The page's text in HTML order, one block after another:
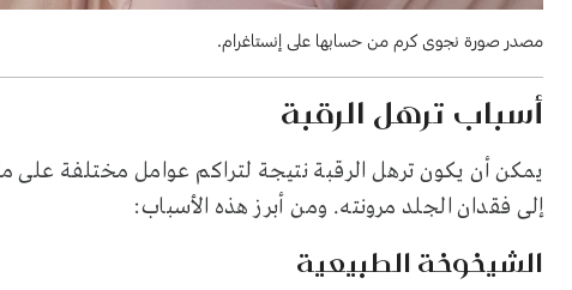
مصدر صورة نجوى كرم من حسابها على إنستاغرام.
أسباب ترهل الرقبة
يمكن أن يكون ترهل الرقبة نتيجة لتراكم عوامل مختلفة على
إلى فقدان الجلد مرونته. ومن أبرز هذه الأسباب:
الشيخوخة الطبيعية